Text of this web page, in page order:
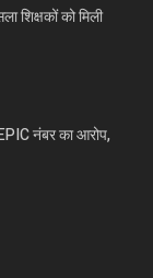
शिक्षकों को मिली
नंबर का आरोप,